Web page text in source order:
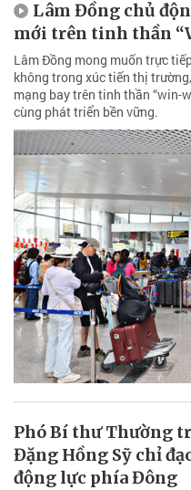
Lâm Đồng chủ
mới trên tinh thần
Lâm Đồng mong muốn trực
không trong xúc tiến thị
mạng bay trên tinh thần “win-
cùng phát triển bền vững.
Phó Bí thư Thường
Đặng Hồng Sỹ chỉ
động lực phía Đông